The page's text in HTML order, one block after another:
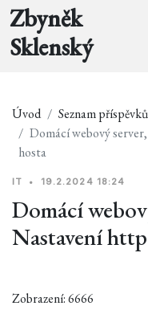
Zbyněk
Sklenský
Úvod
Seznam příspěvků
Domácí webový
hosta
IT • 19.2.2024 18:24
Domácí
Nastavení
Zobrazení: 6666